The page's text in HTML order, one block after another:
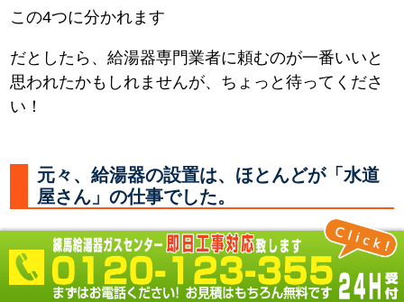
この4つに分かれます
だとしたら、給湯器専門業者に頼むのが一番いいと
思われたかもしれませんが、ちょっと待ってくださ
い！
元々、給湯器の設置は、ほとんどが「水道
屋さん」の仕事でした。
何故なら 必要なところに水やお湯を供給する配管を
し、器具を取付るのは「水道屋さん」だからです。